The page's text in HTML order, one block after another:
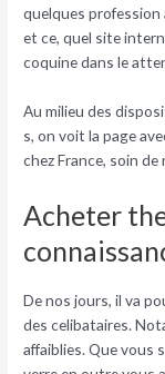
quelques profession
et ce, quel site
coquine dans le
Au milieu des
s, on voit la page
chez France, soin
Acheter
De nos jours, il va
des celibataires.
affaiblies. Que vous